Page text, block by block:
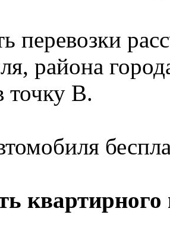
перевозки
района
точку В.
квартирного